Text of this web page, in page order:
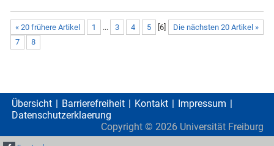
« 20 frühere Artikel Die nächsten 20 Artikel »
1 ... 3 4 5 6
7
8
Übersicht Barrierefreiheit Kontakt
Impressum
Datenschutzerklaerung
Copyright © 2026 Universität Freiburg